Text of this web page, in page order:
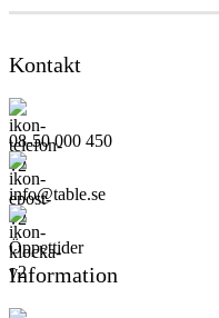
Kontakt
08-50 000 450
info@table.se
Öppettider
Information